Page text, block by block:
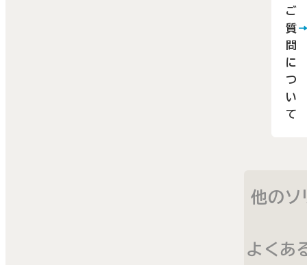
確認
上お
し込
くだ
以下
申し
ご
質
問
に
つ
い
て
他のソ
よくあ